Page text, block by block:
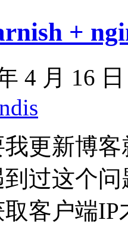
+
4 月 16 日
更新博
过这个
取客户端